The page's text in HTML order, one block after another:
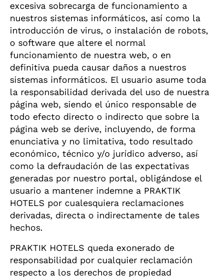
excesiva sobrecarga de funcionamiento a
nuestros sistemas informáticos, así como la
introducción de virus, o instalación de robots,
o software que altere el normal
funcionamiento de nuestra web, o en
definitiva pueda causar daños a nuestros
sistemas informáticos. El usuario asume toda
la responsabilidad derivada del uso de nuestra
página web, siendo el único responsable de
todo efecto directo o indirecto que sobre la
página web se derive, incluyendo, de forma
enunciativa y no limitativa, todo resultado
económico, técnico y/o jurídico adverso, así
como la defraudación de las expectativas
generadas por nuestro portal, obligándose el
usuario a mantener indemne a PRAKTIK
HOTELS por cualesquiera reclamaciones
derivadas, directa o indirectamente de tales
hechos.
PRAKTIK HOTELS queda exonerado de
responsabilidad por cualquier reclamación
respecto a los derechos de propiedad